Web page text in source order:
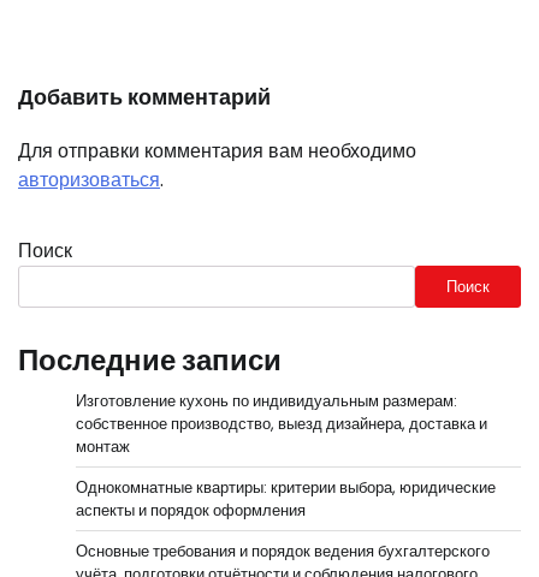
Добавить комментарий
Для отправки комментария вам необходимо
авторизоваться.
Поиск
Поиск
Последние записи
Изготовление кухонь по индивидуальным размерам:
собственное производство, выезд дизайнера, доставка и
монтаж
Однокомнатные квартиры: критерии выбора, юридические
аспекты и порядок оформления
Основные требования и порядок ведения бухгалтерского